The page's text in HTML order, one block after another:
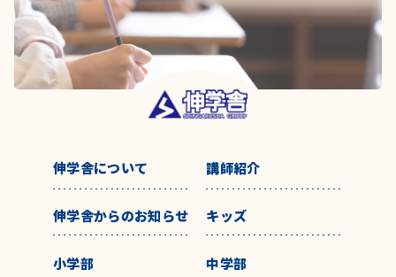
伸学舎について 講師紹介
伸学舎からのお知らせ キッズ
小学部 中学部